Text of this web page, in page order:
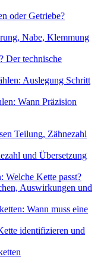
oder Getriebe?
Nabe, Klemmung
Der technische
Auslegung Schritt
Wann Präzision
Teilung, Zähnezahl
und Übersetzung
Welche Kette passt?
Auswirkungen und
Wann muss eine
identifizieren und